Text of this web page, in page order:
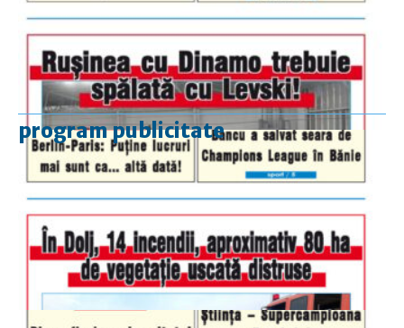
program publicitate
luni-vineri
9.00 - 17.00
duminică
9.00 - 12.00